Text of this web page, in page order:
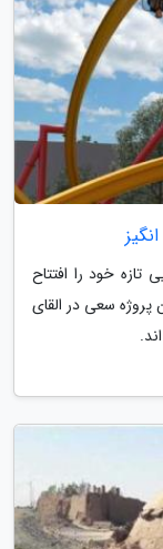
خود را افتتاح
پروژه سعی در القای